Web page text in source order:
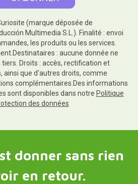
(marque déposée de
Multimedia S.L.). Finalité : envoi
les produits ou les services.
: aucune donnée ne
Droits : accès, rectification et
ainsi que d'autres droits, comme
complémentaires.Des informations
sont disponibles dans notre Politique
des données
donner sans rien
en retour.